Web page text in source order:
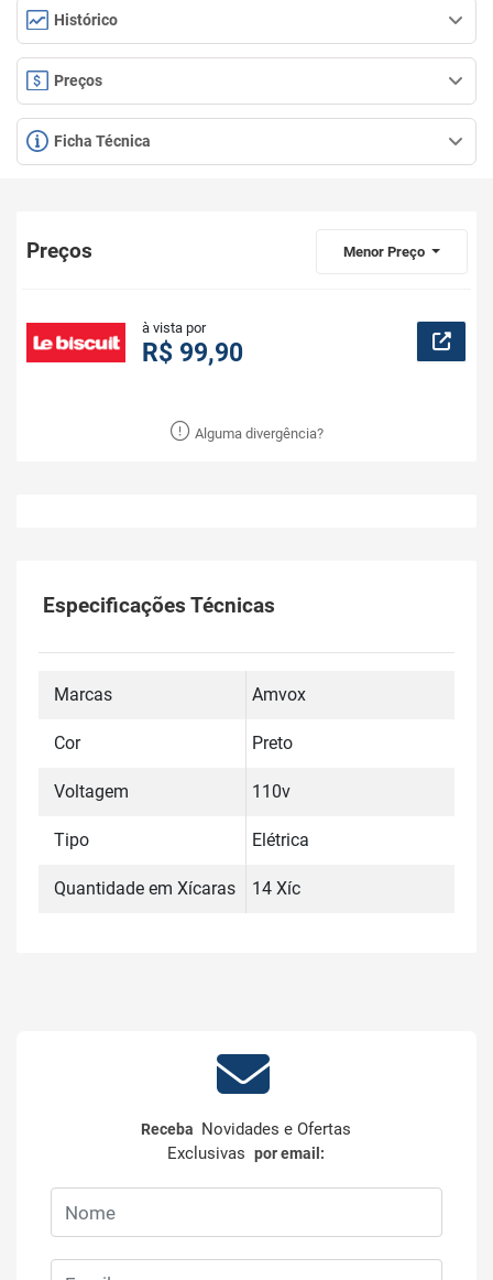
Histórico
Preços
Ficha Técnica
Preços Menor Preço
à vista por
R$ 99,90
Alguma divergência?
Especificações Técnicas
Marcas Amvox
Cor Preto
Voltagem 110v
Tipo Elétrica
Quantidade em Xícaras 14 Xíc
Receba Novidades e Ofertas
Exclusivaspor email: